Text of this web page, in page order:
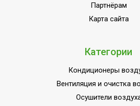
Партнёрам
Карта сайта
Категории
Кондиционеры
Вентиляция и очистка
Осушители